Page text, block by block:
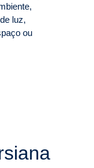
luz,
ou